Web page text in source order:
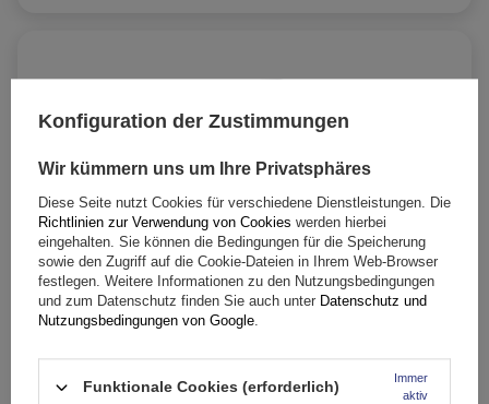
Konfiguration der Zustimmungen
Wir kümmern uns um Ihre Privatsphäres
Diese Seite nutzt Cookies für verschiedene Dienstleistungen. Die
Richtlinien zur Verwendung von Cookies werden hierbei
eingehalten. Sie können die Bedingungen für die Speicherung
sowie den Zugriff auf die Cookie-Dateien in Ihrem Web-Browser
festlegen. Weitere Informationen zu den Nutzungsbedingungen
und zum Datenschutz finden Sie auch unter Datenschutz und
Nutzungsbedingungen von Google.
Funktionale Cookies (erforderlich)
Immer
aktiv